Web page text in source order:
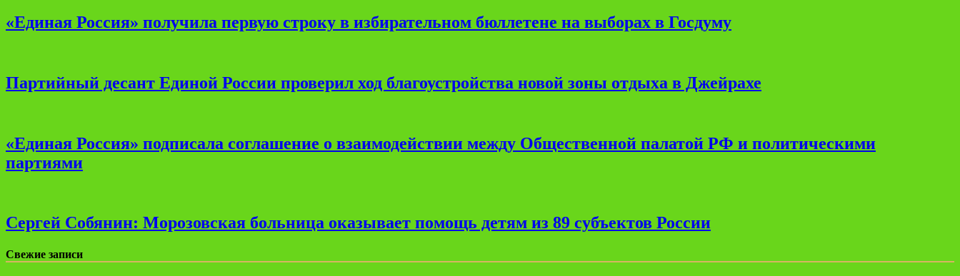
«Единая Россия» получила первую строку в избирательном бюллетене на выборах в Госдуму
Партийный десант Единой России проверил ход благоустройства новой зоны отдыха в Джейрахе
«Единая Россия» подписала соглашение о взаимодействии между Общественной палатой РФ и политическими
партиями
Сергей Собянин: Морозовская больница оказывает помощь детям из 89 субъектов России
Свежие записи